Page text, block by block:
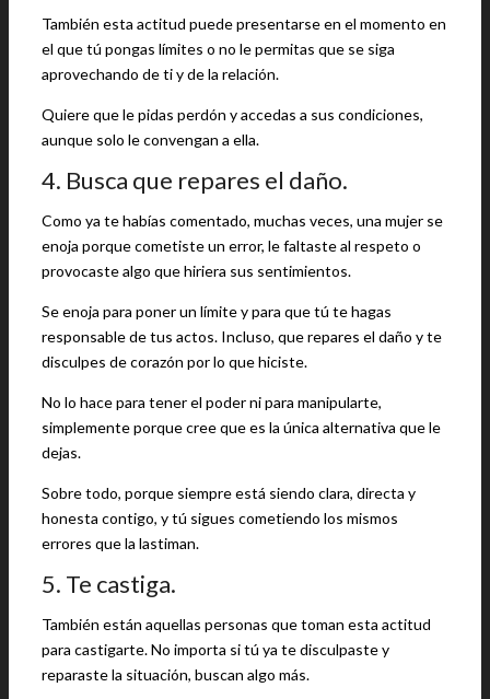
También esta actitud puede presentarse en el momento en
el que tú pongas límites o no le permitas que se siga
aprovechando de ti y de la relación.
Quiere que le pidas perdón y accedas a sus condiciones,
aunque solo le convengan a ella.
4. Busca que repares el daño.
Como ya te habías comentado, muchas veces, una mujer se
enoja porque cometiste un error, le faltaste al respeto o
provocaste algo que hiriera sus sentimientos.
Se enoja para poner un límite y para que tú te hagas
responsable de tus actos. Incluso, que repares el daño y te
disculpes de corazón por lo que hiciste.
No lo hace para tener el poder ni para manipularte,
simplemente porque cree que es la única alternativa que le
dejas.
Sobre todo, porque siempre está siendo clara, directa y
honesta contigo, y tú sigues cometiendo los mismos
errores que la lastiman.
5. Te castiga.
También están aquellas personas que toman esta actitud
para castigarte. No importa si tú ya te disculpaste y
reparaste la situación, buscan algo más.